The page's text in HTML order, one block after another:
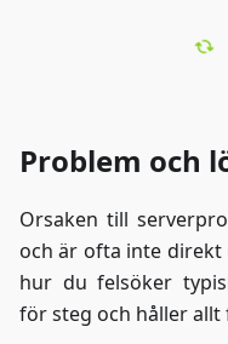
Problem och
Orsaken till
och är ofta inte direkt
hur du felsöker
för steg och håller allt